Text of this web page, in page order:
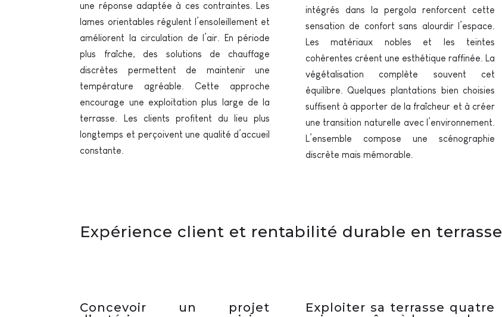
une réponse adaptée à ces contraintes. Les
lames orientables régulent l’ensoleillement et
améliorent la circulation de l’air. En période
plus fraîche, des solutions de chauffage
discrètes permettent de maintenir une
température agréable. Cette approche
encourage une exploitation plus large de la
terrasse. Les clients profitent du lieu plus
longtemps et perçoivent une qualité d’accueil
constante.
intégrés dans la pergola renforcent cette
sensation de confort sans alourdir l’espace.
Les matériaux nobles et les teintes
cohérentes créent une esthétique raffinée. La
végétalisation complète souvent cet
équilibre. Quelques plantations bien choisies
suffisent à apporter de la fraîcheur et à créer
une transition naturelle avec l’environnement.
L’ensemble compose une scénographie
discrète mais mémorable.
Expérience client et rentabilité durable en terrasse
Concevoir un projet
Exploiter sa terrasse quatre